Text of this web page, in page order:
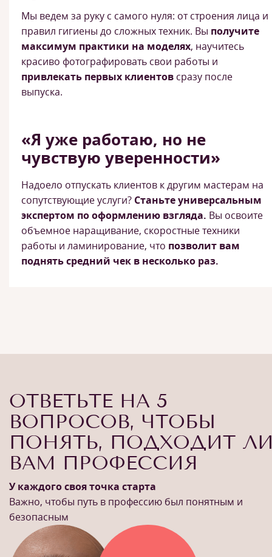
Мы ведем за руку с самого нуля: от строения лица и
правил гигиены до сложных техник. Вы получите
максимум практики на моделях, научитесь
красиво фотографировать свои работы и
привлекать первых клиентов сразу после
выпуска.
«Я уже работаю, но не
чувствую уверенности»
Надоело отпускать клиентов к другим мастерам на
сопутствующие услуги? Станьте универсальным
экспертом по оформлению взгляда. Вы освоите
объемное наращивание, скоростные техники
работы и ламинирование, что позволит вам
поднять средний чек в несколько раз.
ОТВЕТЬТЕ НА 5
ВОПРОСОВ, ЧТОБЫ
ПОНЯТЬ, ПОДХОДИТ
ВАМ ПРОФЕССИЯ
У каждого своя точка старта
Важно, чтобы путь в профессию был понятным и
безопасным